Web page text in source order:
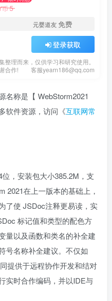
币5
元婴道友免费
登录获取
整理而来，仅供学习和研究使用。
合作!
客服yearn186@qq.com
名称是【 WebStorm2021
软件资源，访问《互联网常
，安装包大小385.2M，支
2021在上一版本的基础上，
了使 JSDoc注释更易读，实
标记值和类型的配色方
量以及函数和类名的补全建
号名称补全建议。不仅如
提供于远程协作开发和结对
实时合作编码，并以IDE与